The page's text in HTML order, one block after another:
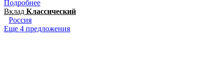
Подробнее
Вклад Классический
Россия
Еще 4 предложения